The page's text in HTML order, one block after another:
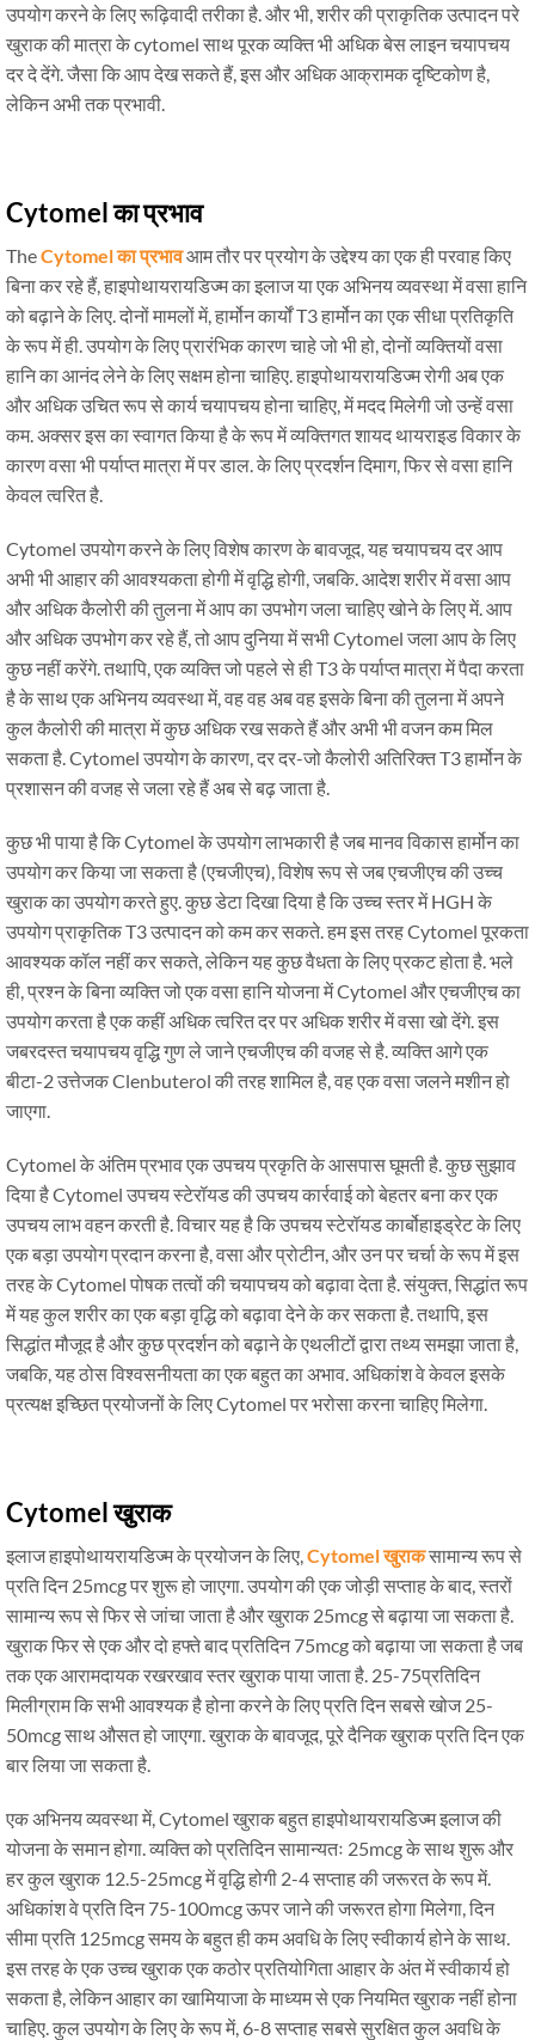
उपयोग करने के लिए रूढ़िवादी तरीका है. और भी, शरीर की प्राकृतिक उत्पादन परे
खुराक की मात्रा के cytomel साथ पूरक व्यक्ति भी अधिक बेस लाइन चयापचय
दर दे देंगे. जैसा कि आप देख सकते हैं, इस और अधिक आक्रामक दृष्टिकोण है,
लेकिन अभी तक प्रभावी.
Cytomel का प्रभाव
TheCytomel का प्रभावआम तौर पर प्रयोग के उद्देश्य का एक ही परवाह किए
बिना कर रहे हैं, हाइपोथायरायडिज्म का इलाज या एक अभिनय व्यवस्था में वसा हानि
को बढ़ाने के लिए. दोनों मामलों में, हार्मोन कार्यों T3 हार्मोन का एक सीधा प्रतिकृति
के रूप में ही. उपयोग के लिए प्रारंभिक कारण चाहे जो भी हो, दोनों व्यक्तियों वसा
हानि का आनंद लेने के लिए सक्षम होना चाहिए. हाइपोथायरायडिज्म रोगी अब एक
और अधिक उचित रूप से कार्य चयापचय होना चाहिए, में मदद मिलेगी जो उन्हें वसा
कम. अक्सर इस का स्वागत किया है के रूप में व्यक्तिगत शायद थायराइड विकार के
कारण वसा भी पर्याप्त मात्रा में पर डाल. के लिए प्रदर्शन दिमाग, फिर से वसा हानि
केवल त्वरित है.
Cytomel उपयोग करने के लिए विशेष कारण के बावजूद, यह चयापचय दर आप
अभी भी आहार की आवश्यकता होगी में वृद्धि होगी, जबकि. आदेश शरीर में वसा आप
और अधिक कैलोरी की तुलना में आप का उपभोग जला चाहिए खोने के लिए में. आप
और अधिक उपभोग कर रहे हैं, तो आप दुनिया में सभी Cytomel जला आप के लिए
कुछ नहीं करेंगे. तथापि, एक व्यक्ति जो पहले से ही T3 के पर्याप्त मात्रा में पैदा करता
है के साथ एक अभिनय व्यवस्था में, वह वह अब वह इसके बिना की तुलना में अपने
कुल कैलोरी की मात्रा में कुछ अधिक रख सकते हैं और अभी भी वजन कम मिल
सकता है. Cytomel उपयोग के कारण, दर दर-जो कैलोरी अतिरिक्त T3 हार्मोन के
प्रशासन की वजह से जला रहे हैं अब से बढ़ जाता है.
कुछ भी पाया है कि Cytomel के उपयोग लाभकारी है जब मानव विकास हार्मोन का
उपयोग कर किया जा सकता है (एचजीएच), विशेष रूप से जब एचजीएच की उच्च
खुराक का उपयोग करते हुए. कुछ डेटा दिखा दिया है कि उच्च स्तर में HGH के
उपयोग प्राकृतिक T3 उत्पादन को कम कर सकते. हम इस तरह Cytomel पूरकता
आवश्यक कॉल नहीं कर सकते, लेकिन यह कुछ वैधता के लिए प्रकट होता है. भले
ही, प्रश्न के बिना व्यक्ति जो एक वसा हानि योजना में Cytomel और एचजीएच का
उपयोग करता है एक कहीं अधिक त्वरित दर पर अधिक शरीर में वसा खो देंगे. इस
जबरदस्त चयापचय वृद्धि गुण ले जाने एचजीएच की वजह से है. व्यक्ति आगे एक
बीटा-2 उत्तेजक Clenbuterol की तरह शामिल है, वह एक वसा जलने मशीन हो
जाएगा.
Cytomel के अंतिम प्रभाव एक उपचय प्रकृति के आसपास घूमती है. कुछ सुझाव
दिया है Cytomel उपचय स्टेरॉयड की उपचय कार्रवाई को बेहतर बना कर एक
उपचय लाभ वहन करती है. विचार यह है कि उपचय स्टेरॉयड कार्बोहाइड्रेट के लिए
एक बड़ा उपयोग प्रदान करना है, वसा और प्रोटीन, और उन पर चर्चा के रूप में इस
तरह के Cytomel पोषक तत्वों की चयापचय को बढ़ावा देता है. संयुक्त, सिद्धांत रूप
में यह कुल शरीर का एक बड़ा वृद्धि को बढ़ावा देने के कर सकता है. तथापि, इस
सिद्धांत मौजूद है और कुछ प्रदर्शन को बढ़ाने के एथलीटों द्वारा तथ्य समझा जाता है,
जबकि, यह ठोस विश्वसनीयता का एक बहुत का अभाव. अधिकांश वे केवल इसके
प्रत्यक्ष इच्छित प्रयोजनों के लिए Cytomel पर भरोसा करना चाहिए मिलेगा.
Cytomel खुराक
इलाज हाइपोथायरायडिज्म के प्रयोजन के लिए, Cytomel खुराकसामान्य रूप से
प्रति दिन 25mcg पर शुरू हो जाएगा. उपयोग की एक जोड़ी सप्ताह के बाद, स्तरों
सामान्य रूप से फिर से जांचा जाता है और खुराक 25mcg से बढ़ाया जा सकता है.
खुराक फिर से एक और दो हफ्ते बाद प्रतिदिन 75mcg को बढ़ाया जा सकता है जब
तक एक आरामदायक रखरखाव स्तर खुराक पाया जाता है. 25-75प्रतिदिन
मिलीग्राम कि सभी आवश्यक है होना करने के लिए प्रति दिन सबसे खोज 25-
50mcg साथ औसत हो जाएगा. खुराक के बावजूद, पूरे दैनिक खुराक प्रति दिन एक
बार लिया जा सकता है.
एक अभिनय व्यवस्था में, Cytomel खुराक बहुत हाइपोथायरायडिज्म इलाज की
योजना के समान होगा. व्यक्ति को प्रतिदिन सामान्यतः 25mcg के साथ शुरू और
हर कुल खुराक 12.5-25mcg में वृद्धि होगी 2-4 सप्ताह की जरूरत के रूप में.
अधिकांश वे प्रति दिन 75-100mcg ऊपर जाने की जरूरत होगा मिलेगा, दिन
सीमा प्रति 125mcg समय के बहुत ही कम अवधि के लिए स्वीकार्य होने के साथ.
इस तरह के एक उच्च खुराक एक कठोर प्रतियोगिता आहार के अंत में स्वीकार्य हो
सकता है, लेकिन आहार का खामियाजा के माध्यम से एक नियमित खुराक नहीं होना
चाहिए. कुल उपयोग के लिए के रूप में, 6-8 सप्ताह सबसे सुरक्षित कुल अवधि के